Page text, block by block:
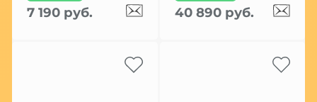
7 190 руб. 40 890 руб.